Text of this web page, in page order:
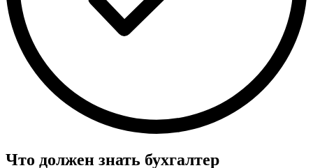
Что должен знать бухгалтер